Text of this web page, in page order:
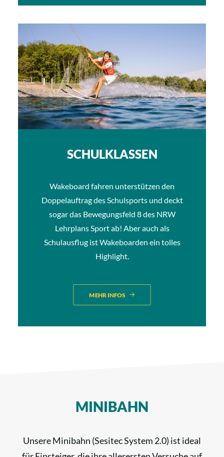
SCHULKLASSEN
Wakeboard fahren unterstützen den
Doppelauftrag des Schulsports und deckt
sogar das Bewegungsfeld 8 des NRW
Lehrplans Sport ab! Aber auch als
Schulausflug ist Wakeboarden ein tolles
Highlight.
MEHR INFOS
MINIBAHN
Unsere Minibahn (Sesitec System 2.0) ist ideal